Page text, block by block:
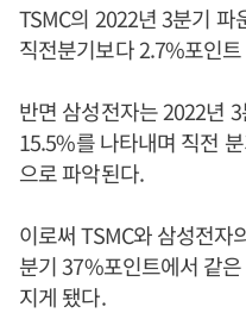
TSMC의 2022년 3분기
직전분기보다 2.7%포인
반면 삼성전자는 2022년
15.5%를 나타내며 직전
으로 파악된다.
이로써 TSMC와 삼성전자
분기 37%포인트에서 같
지게 됐다.